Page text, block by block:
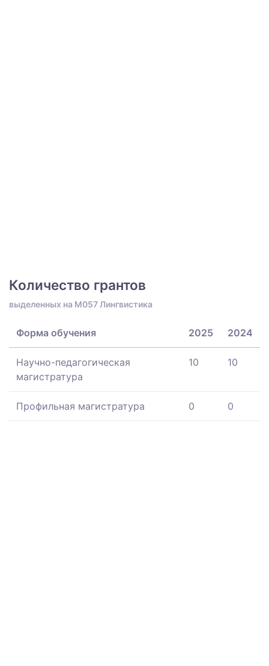
Количество грантов
выделенных на M057 Лингвистика
Форма обучения 2025 2024
Научно-педагогическая
магистратура
10 10
Профильная магистратура 0 0